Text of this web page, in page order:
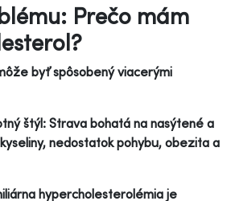
Prečo mám
byť spôsobený viacerými
štýl: Strava bohatá na nasýtené a
nedostatok pohybu, obezita a
hypercholesterolémia je